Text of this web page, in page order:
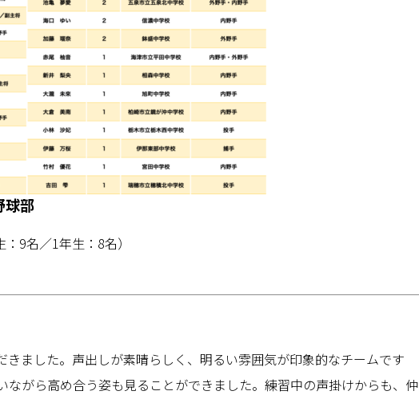
球部
9名／1年生：8名）
きました。声出しが素晴らしく、明るい雰囲気が印象的なチームです
ながら高め合う姿も見ることができました。練習中の声掛けからも、仲